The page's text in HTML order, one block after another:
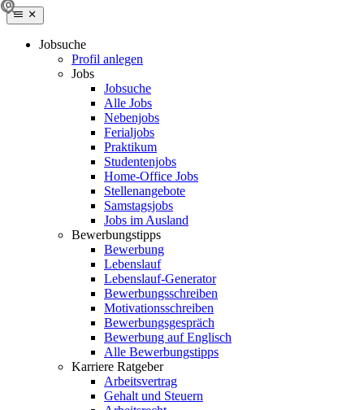
Jobsuche
Profil anlegen
Jobs
Jobsuche
Alle Jobs
Nebenjobs
Ferialjobs
Praktikum
Studentenjobs
Home-Office Jobs
Stellenangebote
Samstagsjobs
Jobs im Ausland
Bewerbungstipps
Bewerbung
Lebenslauf
Lebenslauf-Generator
Bewerbungsschreiben
Motivationsschreiben
Bewerbungsgespräch
Bewerbung auf Englisch
Alle Bewerbungstipps
Karriere Ratgeber
Arbeitsvertrag
Gehalt und Steuern